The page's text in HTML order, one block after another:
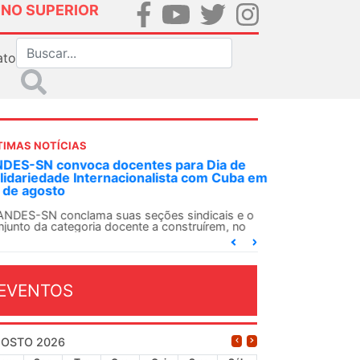
SUPERIOR
NOTÍCIAS
SN convoca docentes para Dia de
Internacionalista com Cuba em
de agosto
SN conclama suas seções sindicais e o
da categoria docente a construírem, no